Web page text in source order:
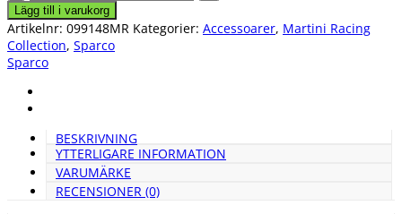
plånbok
Martini
Racing
mängd
Lägg till i varukorg
Artikelnr: 099148MR Kategorier: Accessoarer, Martini Racing
Collection, Sparco
Sparco
BESKRIVNING
YTTERLIGARE INFORMATION
VARUMÄRKE
RECENSIONER (0)